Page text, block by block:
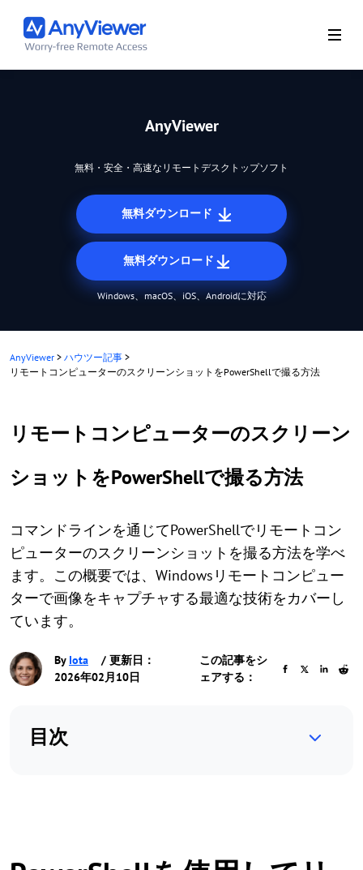
AnyViewer
無料・安全・高速なリモートデスクトップソフト
無料ダウンロード
無料ダウンロード
Windows、macOS、iOS、Androidに対応
AnyViewer > ハウツー記事 >
リモートコンピューターのスクリーンショットをPowerShellで撮る方法
リモートコンピューターのスクリーン
ショットをPowerShellで撮る方法
コマンドラインを通じてPowerShellでリモートコン
ピューターのスクリーンショットを撮る方法を学べ
ます。この概要では、Windowsリモートコンピュー
ターで画像をキャプチャする最適な技術をカバーし
ています。
By Iota
/ 更新日：
2026年02月10日
この記事をシ
ェアする：
目次